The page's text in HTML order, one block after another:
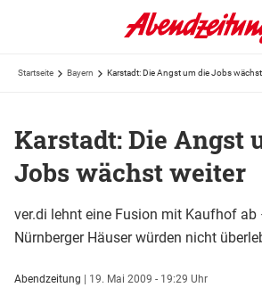
Startseite Bayern Karstadt: Die Angst um die Jobs
Karstadt: Die Angst
Jobs wächst weiter
ver.di lehnt eine Fusion mit Kaufhof ab
Nürnberger Häuser würden nicht
Abendzeitung | 19. Mai 2009 - 19:29 Uhr